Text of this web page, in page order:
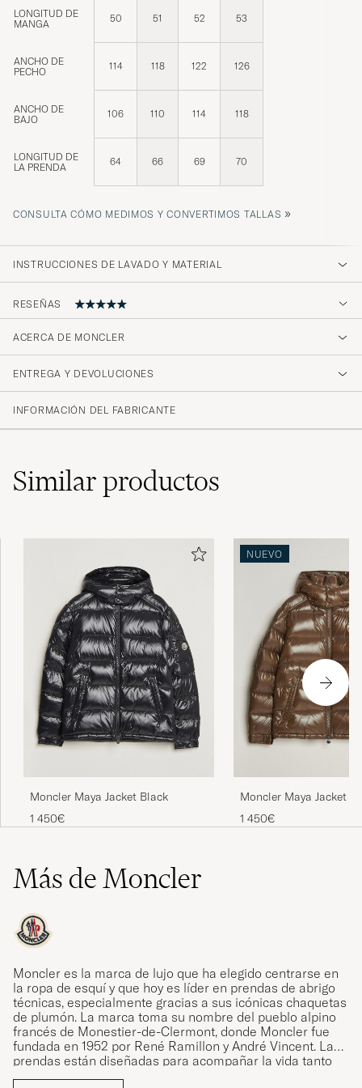
LONGITUD DE
MANGA
50 51 52 53
ANCHO DE
PECHO
114 118 122 126
ANCHO DE
BAJO
106 110 114 118
LONGITUD DE
LA PRENDA
64 66 69 70
CONSULTA CÓMO MEDIMOS Y CONVERTIMOS TALLAS »
INSTRUCCIONES DE LAVADO Y MATERIAL
RESEÑAS
Ni är underbara och har alltid levererat bra
service!
ACERCA DE MONCLER
ENTREGA Y DEVOLUCIONES
INFORMACIÓN DEL FABRICANTE
Similarproductos
Moncler Maya Jacket Black
1 450€
NUEVO
Moncler Maya Jacket
1 450€
Más de Moncler
Moncler es la marca de lujo que ha elegido centrarse en
la ropa de esquí y que hoy es líder en prendas de abrigo
técnicas, especialmente gracias a sus icónicas chaquetas
de plumón. La marca toma su nombre del pueblo alpino
francés de Monestier-de-Clermont, donde Moncler fue
fundada en 1952 por René Ramillon y André Vincent. Las
prendas están diseñadas para acompañar la vida tanto
dentro como fuera de las pistas cubiertas de nieve,